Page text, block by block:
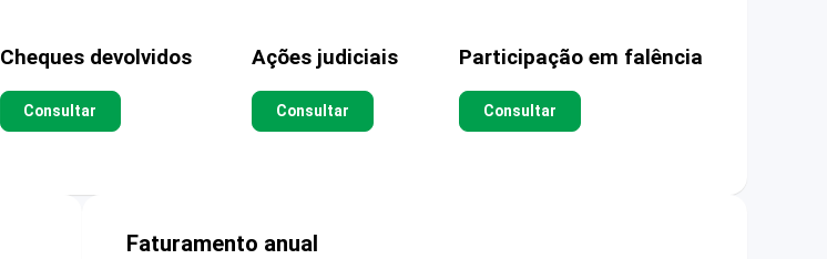
Cheques devolvidos
Consultar
Ações judiciais
Consultar
Participação em falência
Consultar
Faturamento anual